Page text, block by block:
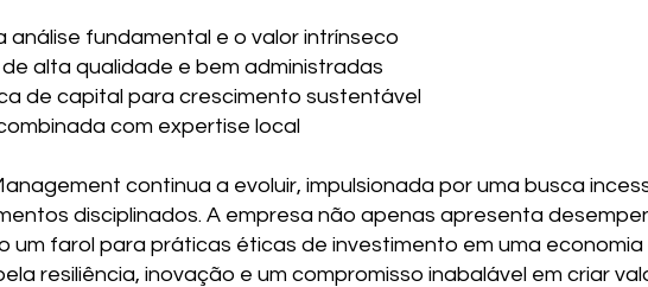
análise fundamental e o valor intrínseco
alta qualidade e bem administradas
de capital para crescimento sustentável
com expertise local
continua a evoluir, impulsionada por uma busca
disciplinados. A empresa não apenas apresenta
um farol para práticas éticas de investimento em uma economia
resiliência, inovação e um compromisso inabalável em criar